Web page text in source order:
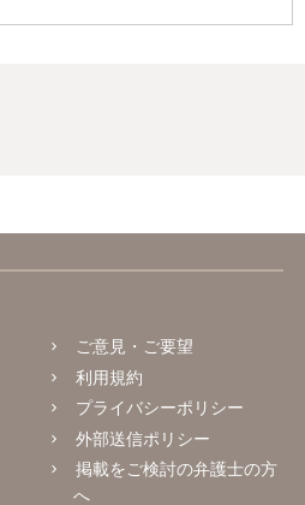
ご意見・ご要望
利用規約
プライバシーポリシー
外部送信ポリシー
掲載をご検討の弁護士の方
へ